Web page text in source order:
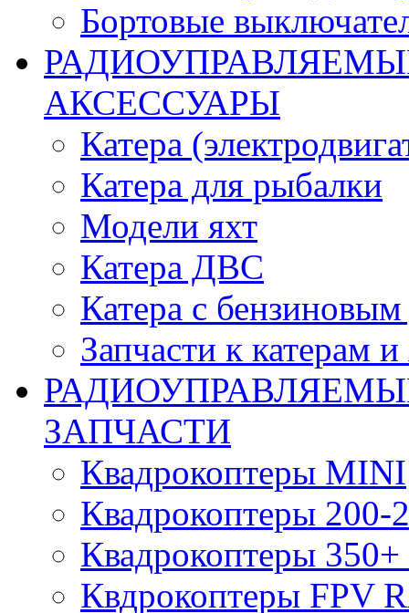
Бортовые
АКСЕССУАРЫ
Катера
Катера для рыбалки
Модели яхт
Катера ДВС
Катера с бензиновым
Запчасти к катерам
ЗАПЧАСТИ
Квадрокоптеры MINI
Квадрокоптеры 200-
Квадрокоптеры 350+
Квдрокоптеры FPV